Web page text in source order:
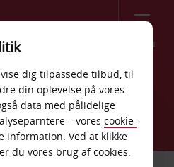
Menu
dig tilpassede tilbud, til
din oplevelse på vores
data med pålidelige
– vores cookie-
information. Ved at klikke
du vores brug af cookies.